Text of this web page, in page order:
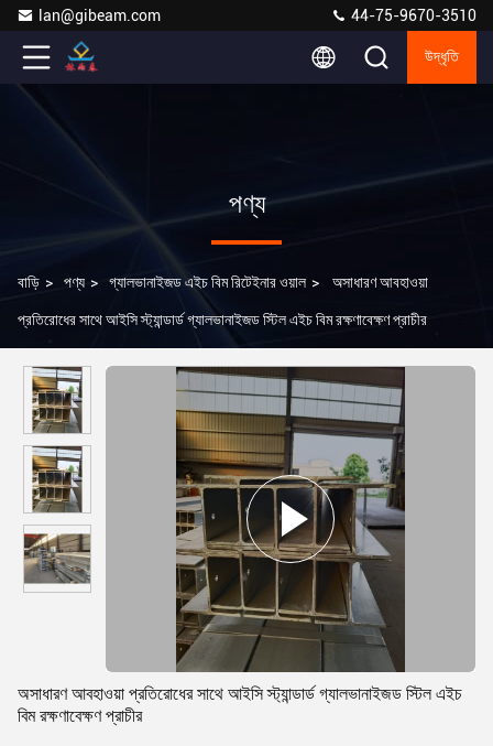
lan@gibeam.com 44-75-9670-3510
উদ্ধৃতি
পণ্য
বাড়ি > পণ্য > গ্যালভানাইজড এইচ বিম রিটেইনার ওয়াল > অসাধারণ আবহাওয়া
প্রতিরোধের সাথে আইসি স্ট্যান্ডার্ড গ্যালভানাইজড স্টিল এইচ বিম রক্ষণাবেক্ষণ প্রাচীর
অসাধারণ আবহাওয়া প্রতিরোধের সাথে আইসি স্ট্যান্ডার্ড গ্যালভানাইজড স্টিল এইচ
বিম রক্ষণাবেক্ষণ প্রাচীর